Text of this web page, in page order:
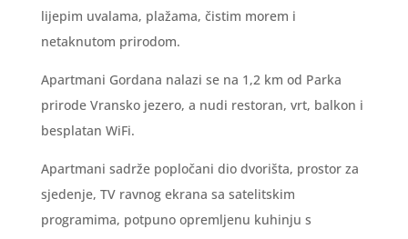
lijepim uvalama, plažama, čistim morem i
netaknutom prirodom.
Apartmani Gordana nalazi se na 1,2 km od Parka
prirode Vransko jezero, a nudi restoran, vrt, balkon i
besplatan WiFi.
Apartmani sadrže popločani dio dvorišta, prostor za
sjedenje, TV ravnog ekrana sa satelitskim
programima, potpuno opremljenu kuhinju s